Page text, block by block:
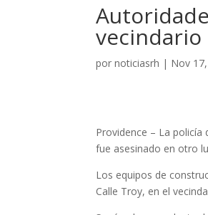
vecindario
pornoticiasrh | Nov
Providence – La
fue asesinado en otro
Los equipos de
Calle Troy, en el